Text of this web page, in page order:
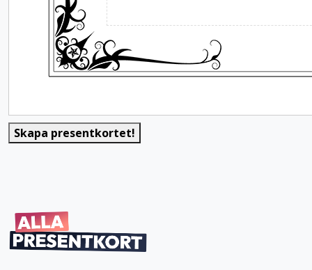
Skapa presentkortet!